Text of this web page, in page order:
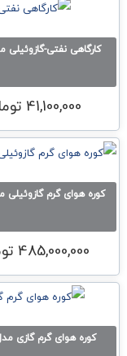
کارگاهی نفتی-گازوئیلی
41,100,000
کوره هوای گرم گازوئیلی مدل
485,000,000
کوره هوای گرم گازی مدل